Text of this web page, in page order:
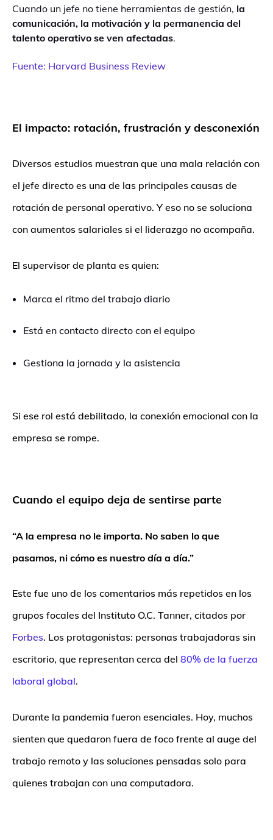
Cuando un jefe no tiene herramientas de gestión, la
comunicación, la motivación y la permanencia del
talento operativo se ven afectadas.
Fuente: Harvard Business Review
El impacto: rotación, frustración y desconexión
Diversos estudios muestran que una mala relación con
el jefe directo es una de las principales causas de
rotación de personal operativo.Y eso no se soluciona
con aumentos salariales si el liderazgo no acompaña.
El supervisor de planta es quien:
Marca el ritmo del trabajo diario
Está en contacto directo con el equipo
Gestiona la jornada y la asistencia
Si ese rol está debilitado, la conexión emocional con la
empresa se rompe.
Cuando el equipo deja de sentirse parte
“A la empresa no le importa. No saben lo que
pasamos, ni cómo es nuestro día a día.”
Este fue uno de los comentarios más repetidos en los
grupos focales del Instituto O.C. Tanner, citados por
Forbes. Los protagonistas: personas trabajadoras sin
escritorio, que representan cerca del 80% de la fuerza
laboral global.
Durante la pandemia fueron esenciales. Hoy, muchos
sienten que quedaron fuera de foco frente al auge del
trabajo remoto y las soluciones pensadas solo para
quienes trabajan con una computadora.